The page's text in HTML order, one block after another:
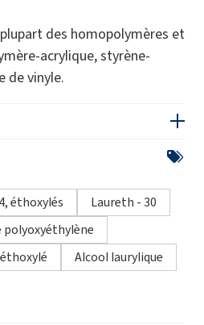
des homopolymères et
acrylique, styrène-
de vinyle.
éthoxylés
Laureth - 30
polyoxyéthylène
Alcool laurylique